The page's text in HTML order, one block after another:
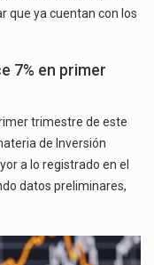
que ya cuentan con los
7% en primer
trimestre de este
de Inversión
a lo registrado en el
datos preliminares,